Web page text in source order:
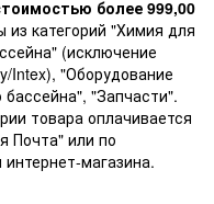
более 999,00
категорий "Химия для
(исключение
Intex), "Оборудование
"Запчасти".
товара оплачивается
Почта" или по
магазина.